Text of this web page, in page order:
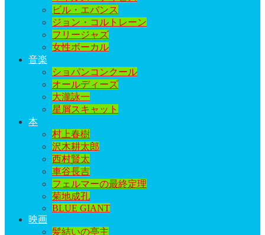
ビル・エバンス
ジョン・コルトレーン
フリージャズ
女性ボーカル
音楽
ショパンコンクール
オールディーズ
大瀧詠一
星屑スキャット
本
村上春樹
沢木耕太郎
西村賢太
車谷長吉
フェルマーの最終定理
菊地成孔
BLUE GIANT
映画
髪結いの亭主